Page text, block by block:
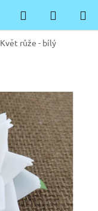
Hledat
KOŠÍK
Květ růže - bílý